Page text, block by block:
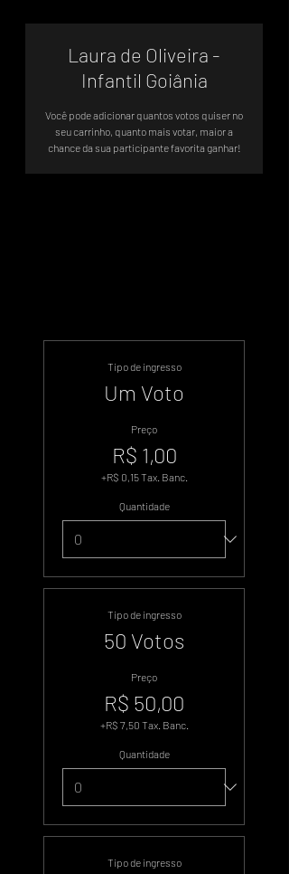
Laura de Oliveira -
Infantil Goiânia
Você pode adicionar quantos votos quiser no
seu carrinho, quanto mais votar, maior a
chance da sua participante favorita ganhar!
Tipo de ingresso
Um Voto
Preço
R$ 1,00
+R$ 0,15 Tax. Banc.
Quantidade
Tipo de ingresso
50 Votos
Preço
R$ 50,00
+R$ 7,50 Tax. Banc.
Quantidade
Tipo de ingresso